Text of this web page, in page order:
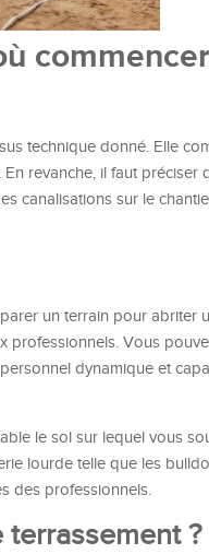
technique donné. Elle
revanche, il faut préciser
canalisations sur le
un terrain pour abriter
professionnels. Vous
dynamique et
le sol sur lequel vous
lourde telle que les
des professionnels.
?